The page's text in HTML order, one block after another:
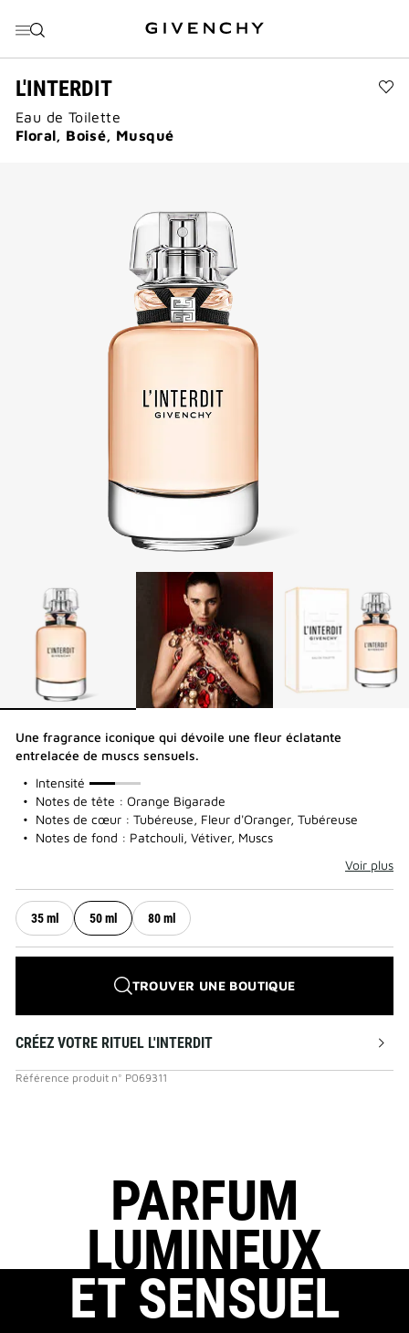
L'INTERDIT
Eau de Toilette
Floral, Boisé, Musqué
Une fragrance iconique qui dévoile une fleur éclatante
entrelacée de muscs sensuels.
Intensité
50%
Notes de tête : Orange Bigarade
Notes de cœur : Tubéreuse, Fleur d'Oranger, Tubéreuse
Notes de fond : Patchouli, Vétiver, Muscs
Voir plus
35 ml 50 ml 80 ml
TROUVER UNE BOUTIQUE
CRÉEZ VOTRE RITUEL L'INTERDIT
Référence produit n° P069311
PARFUM
LUMINEUX
ET SENSUEL